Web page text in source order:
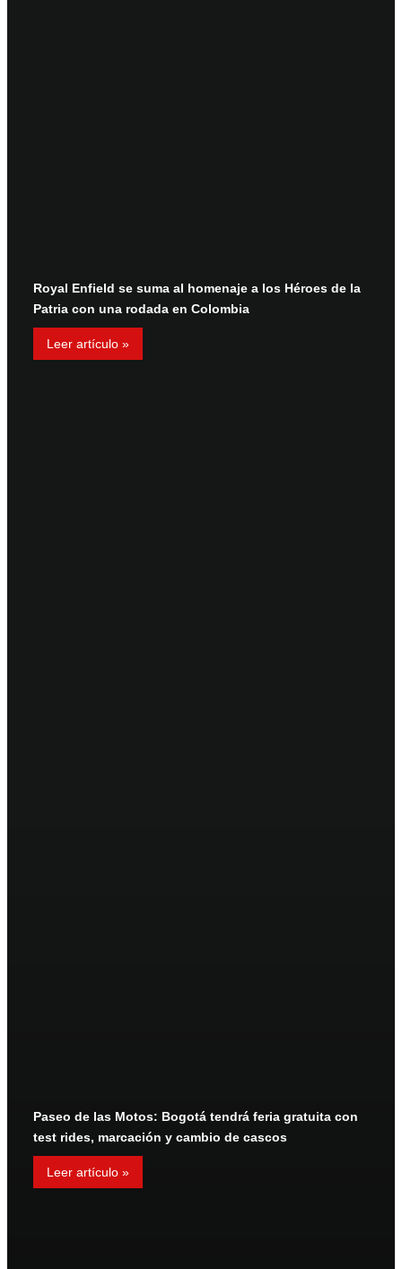
Royal Enfield se suma al homenaje a los Héroes de la
Patria con una rodada en Colombia
Leer artículo »
Paseo de las Motos: Bogotá tendrá feria gratuita con
test rides, marcación y cambio de cascos
Leer artículo »